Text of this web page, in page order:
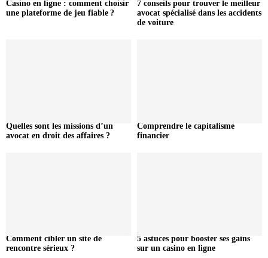
Casino en ligne : comment choisir
une plateforme de jeu fiable ?
7 conseils pour trouver le meilleur
avocat spécialisé dans les accidents
de voiture
Quelles sont les missions d’un
avocat en droit des affaires ?
Comprendre le capitalisme
financier
Comment cibler un site de
rencontre sérieux ?
5 astuces pour booster ses gains
sur un casino en ligne